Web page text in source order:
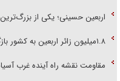
اربعین حسینی؛ یکی از
۱.۸میلیون زائر اربعین به کشور بازگشتند
مقاومت نقشه راه آینده غرب